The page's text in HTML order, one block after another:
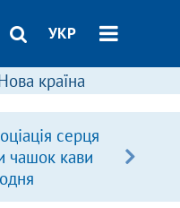
УКР
країна
серця
чашок кави